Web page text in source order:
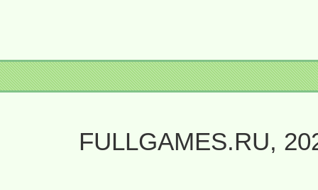
FULLGAMES.RU,